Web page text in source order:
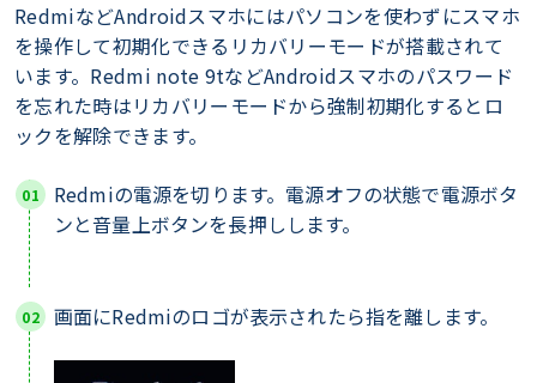
RedmiなどAndroidスマホにはパソコンを使わずにスマホ
を操作して初期化できるリカバリーモードが搭載されて
います。Redmi note 9tなどAndroidスマホのパスワード
を忘れた時はリカバリーモードから強制初期化するとロ
ックを解除できます。
Redmiの電源を切ります。電源オフの状態で電源ボタ
ンと音量上ボタンを長押しします。
画面にRedmiのロゴが表示されたら指を離します。